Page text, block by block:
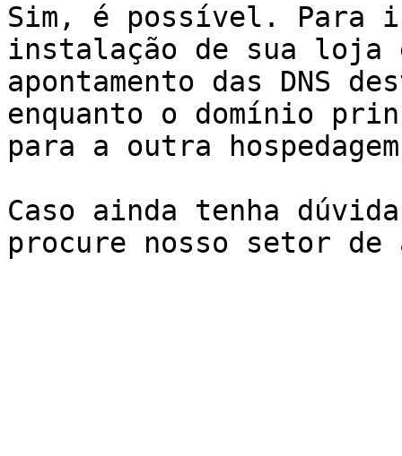
Sim, é possível.
instalação de sua loja
apontamento das DNS
enquanto o domínio
para a outra
Caso ainda tenha